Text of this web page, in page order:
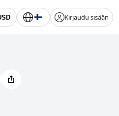
Kirjaudu sisään